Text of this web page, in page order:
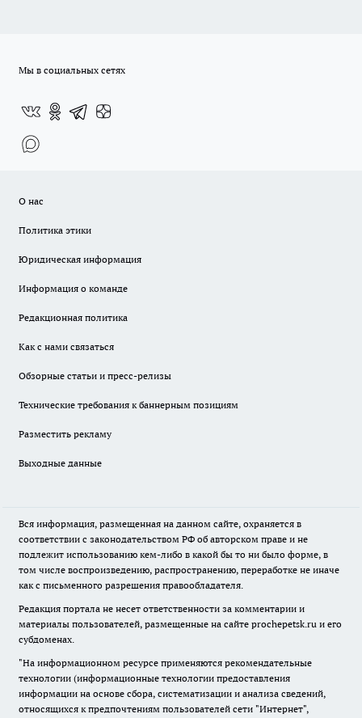
Мы в социальных сетях
О нас
Политика этики
Юридическая информация
Информация о команде
Редакционная политика
Как с нами связаться
Обзорные статьи и пресс-релизы
Технические требования к баннерным позициям
Разместить рекламу
Выходные данные
Вся информация, размещенная на данном сайте, охраняется в
соответствии с законодательством РФ об авторском праве и не
подлежит использованию кем-либо в какой бы то ни было форме, в
том числе воспроизведению, распространению, переработке не иначе
как с письменного разрешения правообладателя.
Редакция портала не несет ответственности за комментарии и
материалы пользователей, размещенные на сайте prochepetsk.ru и его
субдоменах.
"На информационном ресурсе применяются рекомендательные
технологии (информационные технологии предоставления
информации на основе сбора, систематизации и анализа сведений,
относящихся к предпочтениям пользователей сети "Интернет",